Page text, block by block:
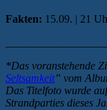
Fakten: 15.09. | 21
*Das voranstehende
Seltsamkeit” vom
Das Titelfoto wurde
Strandparties dieses